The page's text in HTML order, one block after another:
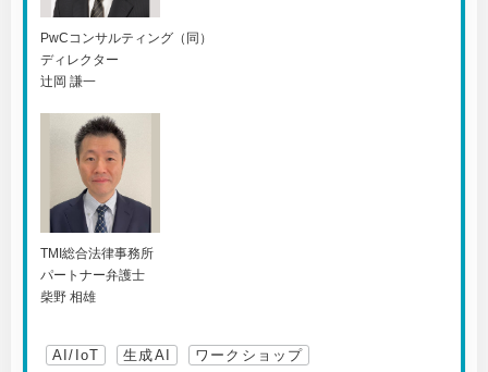
PwCコンサルティング（同）
ディレクター
辻岡 謙一
TMI総合法律事務所
パートナー弁護士
柴野 相雄
AI/IoT 生成AI ワークショップ